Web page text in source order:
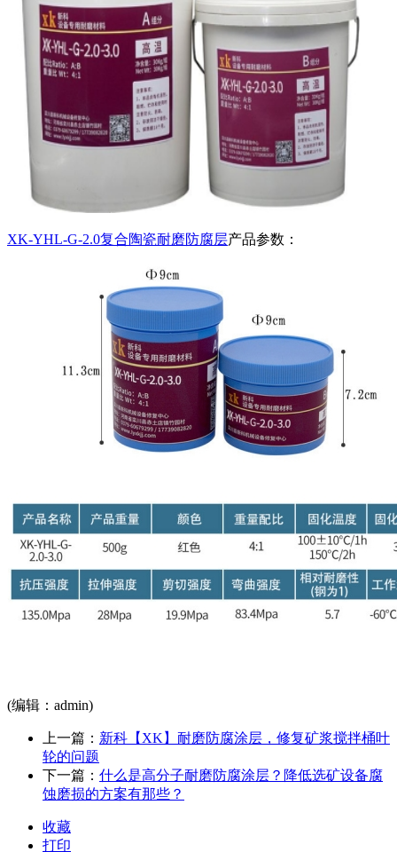
XK-YHL-G-2.0复合陶瓷耐磨防腐层产品参数：
(编辑：admin)
上一篇： 新科【XK】耐磨防腐涂层，修复矿浆搅拌桶叶
轮的问题
下一篇： 什么是高分子耐磨防腐涂层？降低选矿设备腐
蚀磨损的方案有那些？
收藏
打印